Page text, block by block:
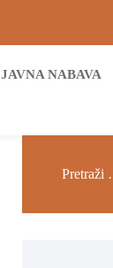
JAVNA NABAVA